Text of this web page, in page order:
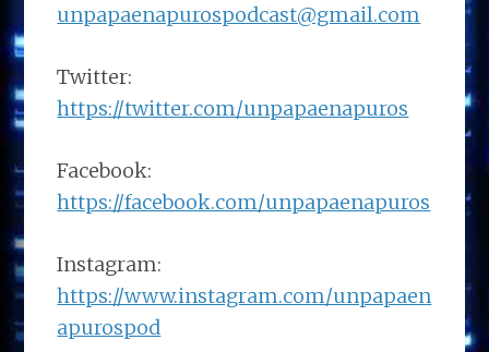
unpapaenapurospodcast@gmail.com
Twitter:
https://twitter.com/unpapaenapuros
Facebook:
https://facebook.com/unpapaenapuros
Instagram:
https://www.instagram.com/unpapaen
apurospod